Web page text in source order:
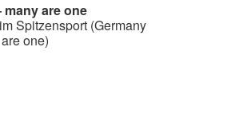
many are one
Spitzensport (Germany
are one)